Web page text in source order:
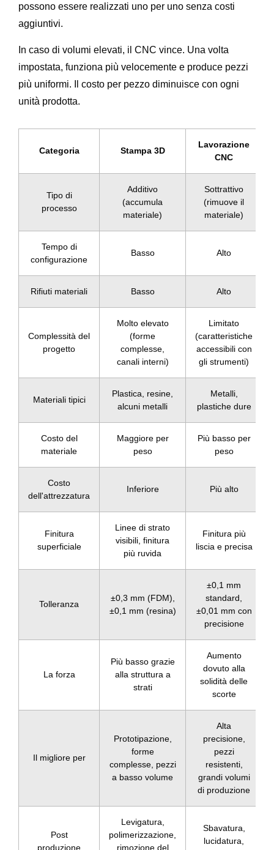
possono essere realizzati uno per uno senza costi
aggiuntivi.
In caso di volumi elevati, il CNC vince. Una volta
impostata, funziona più velocemente e produce pezzi
più uniformi. Il costo per pezzo diminuisce con ogni
unità prodotta.
Categoria Stampa 3D
Lavorazione
CNC
Tipo di
processo
Additivo
(accumula
materiale)
Sottrattivo
(rimuove il
materiale)
Tempo di
configurazione
Basso Alto
Rifiuti materiali Basso Alto
Complessità del
progetto
Molto elevato
(forme
complesse,
canali interni)
Limitato
(caratteristiche
accessibili con
gli strumenti)
Materiali tipici
Plastica, resine,
alcuni metalli
Metalli,
plastiche dure
Costo del
materiale
Maggiore per
peso
Più basso per
peso
Costo
dell'attrezzatura
Inferiore Più alto
Finitura
superficiale
Linee di strato
visibili, finitura
più ruvida
Finitura più
liscia e precisa
Tolleranza
±0,3 mm (FDM),
±0,1 mm (resina)
±0,1 mm
standard,
±0,01 mm con
precisione
La forza
Più basso grazie
alla struttura a
strati
Aumento
dovuto alla
solidità delle
scorte
Il migliore per
Prototipazione,
forme
complesse, pezzi
a basso volume
Alta
precisione,
pezzi
resistenti,
grandi volumi
di produzione
Post
produzione
Levigatura,
polimerizzazione,
rimozione del
Sbavatura,
lucidatura,